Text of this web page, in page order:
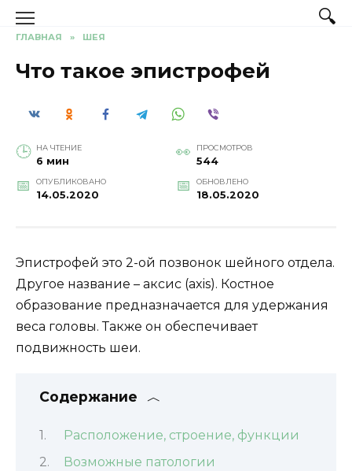
Перейти
ГЛАВНАЯ » ШЕЯ
Что такое эпистрофей
НА ЧТЕНИЕ
6 мин
ПРОСМОТРОВ
544
ОПУБЛИКОВАНО
14.05.2020
ОБНОВЛЕНО
18.05.2020
Эпистрофей это 2-ой позвонок шейного отдела.
Другое название – аксис (axis). Костное
образование предназначается для удержания
веса головы. Также он обеспечивает
подвижность шеи.
Содержание
Расположение, строение, функции
Возможные патологии